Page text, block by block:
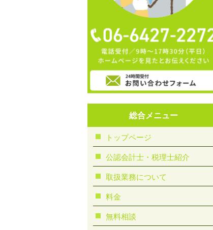
総合メニュー
トップページ
公認会計士・税理士紹介
取扱業務について
料金
無料相談